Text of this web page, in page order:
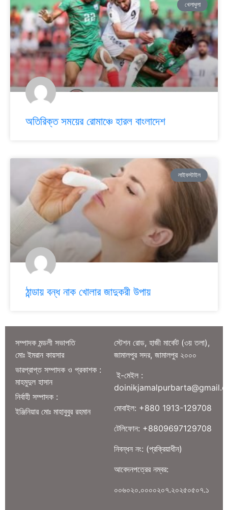
খেলাধুলা
অতিরিক্ত সময়ের রোমাঞ্চে হারল বাংলাদেশ
লাইফস্টাইল
ঠান্ডায় বন্ধ নাক খোলার জাদুকরী উপায়
সম্পাদক মন্ডলী সভাপতি
মোঃ ইমরান কায়সার
ভারপ্রাপ্ত সম্পাদক ও প্রকাশক :
মাহমুদুল হাসান
নির্বাহী সম্পাদক :
ইঞ্জিনিয়ার মোঃ মাহাবুবুর রহমান
স্টেশন রোড, হাজী মার্কেট (৩য় তলা),
জামালপুর সদর, জামালপুর ২০০০
ই-মেইল :
মোবাইল: +880 1913-129708
টেলিফোন: +8809697129708
নিবন্ধন নং: (প্রক্রিয়াধীন)
আবেদনপত্রের নম্বর:
০০৬০২০.০০০০২০৭.২০২৫০৫০৭.১